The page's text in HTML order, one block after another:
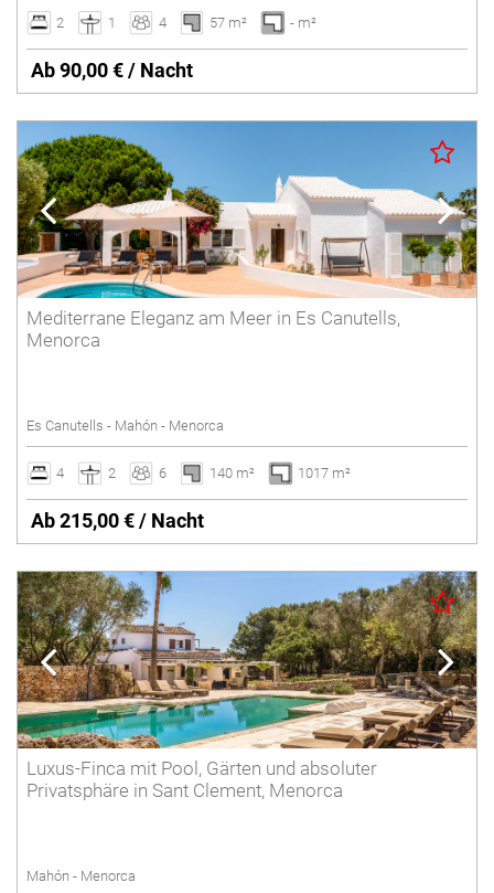
2 1 4 57 m² - m²
Ab 90,00 € / Nacht
Mediterrane Eleganz am Meer in Es Canutells,
Menorca
Es Canutells - Mahón - Menorca
4 2 6 140 m² 1017 m²
Ab 215,00 € / Nacht
Luxus-Finca mit Pool, Gärten und absoluter
Privatsphäre in Sant Clement, Menorca
Mahón - Menorca